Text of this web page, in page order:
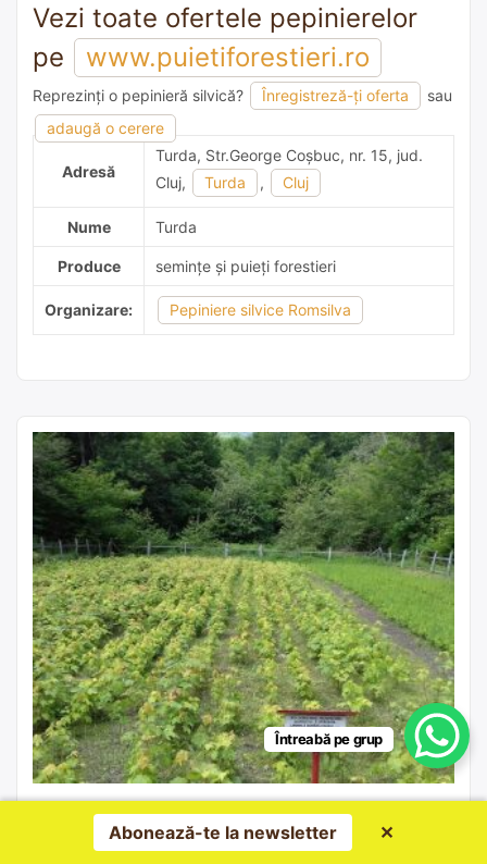
Vezi toate ofertele pepinierelor
pe
www.puietiforestieri.ro
Reprezinți o pepinieră silvică? Înregistreză-ți oferta
sau
adaugă o cerere
adaugă o recomandare
Adresă
Turda, Str.George Coşbuc, nr. 15, jud.
Cluj,
Turda , Cluj
Nume Turda
Produce semințe și puieți forestieri
Organizare: Pepiniere silvice Romsilva
Pepiniera silvică Talmaciu – puieți
forestieri în Talmaciu
Abonează-te la newsletter ✕
Întreabă pe grup